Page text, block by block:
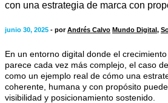
junio 30, 2025 - porAndrés Calvo Mundo Digital,
En un entorno digital donde el
parece cada vez más complejo, el caso de
como un ejemplo real de cómo una
coherente, humana y con propósito
visibilidad y posicionamiento sostenido.